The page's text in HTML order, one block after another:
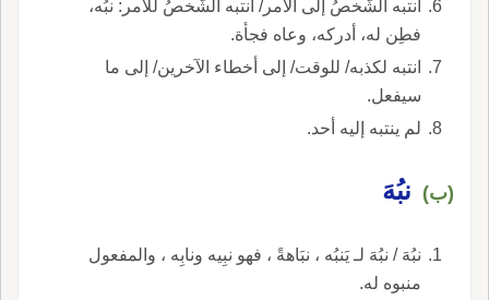
انتبه الشَّخصُ إلى الأمر/ انتبه الشَّخصُ للأمر: نبُه،
فطِن له، أدركه، وعاه فجأة.
انتبه لكذبه/ للوقت/ إلى أخطاء الآخرين/ إلى ما
سيفعل.
لم ينتبه إليه أحد.
(ب) نبُهَ
نبُهَ / نبُهَ لـ يَنبُه ، نبَاهةً ، فهو نبِيه ونابِه ، والمفعول
منبوه له.